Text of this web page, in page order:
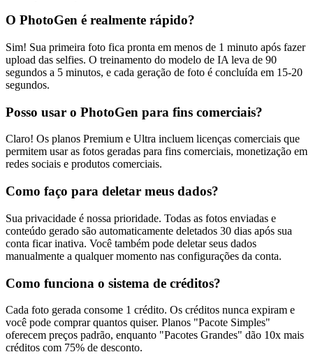
O PhotoGen é realmente rápido?
Sim! Sua primeira foto fica pronta em menos de 1 minuto após fazer
upload das selfies. O treinamento do modelo de IA leva de 90
segundos a 5 minutos, e cada geração de foto é concluída em 15-20
segundos.
Posso usar o PhotoGen para fins comerciais?
Claro! Os planos Premium e Ultra incluem licenças comerciais que
permitem usar as fotos geradas para fins comerciais, monetização em
redes sociais e produtos comerciais.
Como faço para deletar meus dados?
Sua privacidade é nossa prioridade. Todas as fotos enviadas e
conteúdo gerado são automaticamente deletados 30 dias após sua
conta ficar inativa. Você também pode deletar seus dados
manualmente a qualquer momento nas configurações da conta.
Como funciona o sistema de créditos?
Cada foto gerada consome 1 crédito. Os créditos nunca expiram e
você pode comprar quantos quiser. Planos "Pacote Simples"
oferecem preços padrão, enquanto "Pacotes Grandes" dão 10x mais
créditos com 75% de desconto.